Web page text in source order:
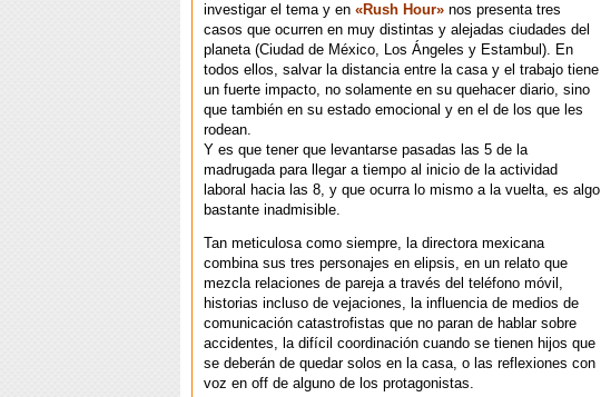
investigar el tema y en «Rush Hour» nos presenta tres
casos que ocurren en muy distintas y alejadas ciudades del
planeta (Ciudad de México, Los Ángeles y Estambul). En
todos ellos, salvar la distancia entre la casa y el trabajo tiene
un fuerte impacto, no solamente en su quehacer diario, sino
que también en su estado emocional y en el de los que les
rodean.
Y es que tener que levantarse pasadas las 5 de la
madrugada para llegar a tiempo al inicio de la actividad
laboral hacia las 8, y que ocurra lo mismo a la vuelta, es algo
bastante inadmisible.
Tan meticulosa como siempre, la directora mexicana
combina sus tres personajes en elipsis, en un relato que
mezcla relaciones de pareja a través del teléfono móvil,
historias incluso de vejaciones, la influencia de medios de
comunicación catastrofistas que no paran de hablar sobre
accidentes, la difícil coordinación cuando se tienen hijos que
se deberán de quedar solos en la casa, o las reflexiones con
voz en off de alguno de los protagonistas.